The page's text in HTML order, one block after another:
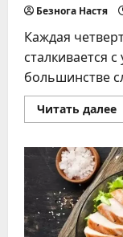
Безнога Настя
Каждая
сталкивается
большинстве
Читать далее
–